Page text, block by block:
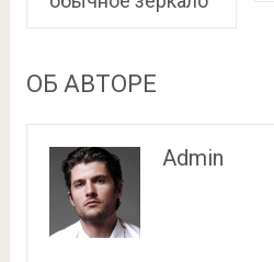
ОБ АВТОРЕ
Admin